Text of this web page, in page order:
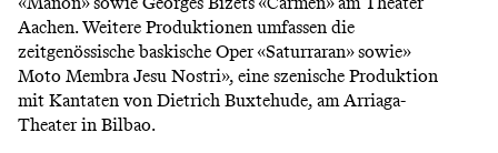
Aachen. Weitere Produktionen umfassen die
zeitgenössische baskische Oper «Saturraran» sowie»
Moto Membra Jesu Nostri», eine szenische Produktion
mit Kantaten von Dietrich Buxtehude, am Arriaga-
Theater in Bilbao.